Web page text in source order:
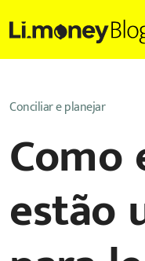
Conciliar e planejar
Como
estão